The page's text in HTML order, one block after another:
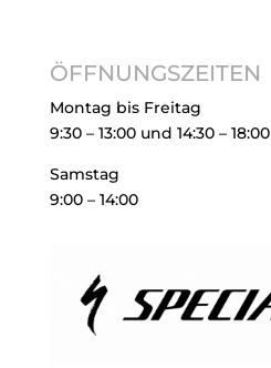
ÖFFNUNGSZEITEN
Montag bis Freitag
9:30 – 13:00 und 14:30 – 18:00
Samstag
9:00 – 14:00